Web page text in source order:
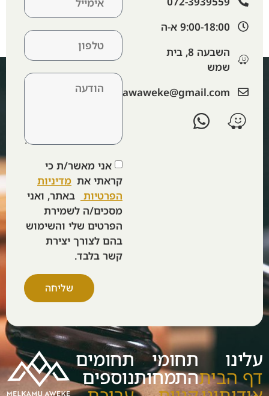
9:00-18:00 א-ה​
השבעה 8, בית
שמש
‫lawaweke@gmail.com‬
אני מאשר/ת כי
קראתי את מדיניות
הפרטיות
באתר, ואני
מסכים/ה לשמירת
הפרטים שלי והשימוש
בהם לצורך יצירת
קשר בלבד.
שליחה
עלינו
דף הבית
תחומי
התמחות
תחומים
נוספים